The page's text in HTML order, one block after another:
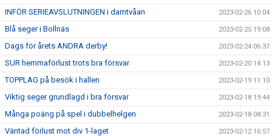
INFÖR SERIEAVSLUTNINGEN i damtvåan 2023-02-26 10:04
Blå seger i Bollnäs 2023-02-25 19:08
Dags för årets ANDRA derby! 2023-02-24 06:37
SUR hemmaförlust trots bra försvar 2023-02-20 14:13
TOPPLAG på besök i hallen 2023-02-19 11:10
Viktig seger grundlagd i bra försvar 2023-02-18 19:44
Många poäng på spel i dubbelhelgen 2023-02-18 08:31
Väntad förlust mot div 1-laget 2023-02-12 16:57